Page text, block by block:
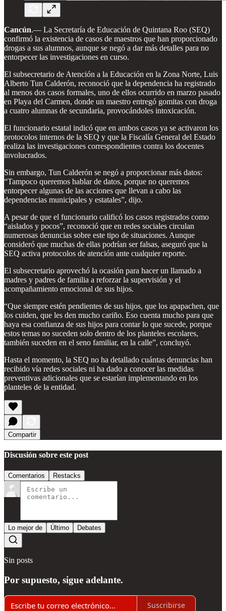
Cancún.— La Secretaría de Educación de Quintana Roo (SEQ)
confirmó la existencia de casos de maestros que han proporcionado
drogas a sus alumnos, aunque se negó a dar más detalles para no
entorpecer las investigaciones en curso.
El subsecretario de Atención a la Educación en la Zona Norte, Luis
Alberto Tun Calderón, reconoció que la dependencia ha registrado
al menos dos casos formales, uno de ellos ocurrido en marzo pasado
en Playa del Carmen, donde un maestro entregó gomitas con droga
a cuatro alumnas de secundaria, provocándoles intoxicación.
El funcionario estatal indicó que en ambos casos ya se activaron los
protocolos internos de la SEQ y que la Fiscalía General del Estado
realiza las investigaciones correspondientes contra los docentes
involucrados.
Sin embargo, Tun Calderón se negó a proporcionar más datos:
“Tampoco queremos hablar de datos, porque no queremos
entorpecer algunas de las acciones que llevan a cabo las
dependencias municipales y estatales”, dijo.
A pesar de que el funcionario calificó los casos registrados como
“aislados y pocos”, reconoció que en redes sociales circulan
numerosas denuncias sobre este tipo de situaciones. Aunque
consideró que muchas de ellas podrían ser falsas, aseguró que la
SEQ activa protocolos de atención ante cualquier reporte.
El subsecretario aprovechó la ocasión para hacer un llamado a
madres y padres de familia a reforzar la supervisión y el
acompañamiento emocional de sus hijos.
“Que siempre estén pendientes de sus hijos, que los apapachen, que
los cuiden, que les den mucho cariño. Eso cuenta mucho para que
haya esa confianza de sus hijos para contar lo que sucede, porque
estos temas no suceden solo dentro de los planteles escolares,
también suceden en el seno familiar, en la calle”, concluyó.
Hasta el momento, la SEQ no ha detallado cuántas denuncias han
recibido vía redes sociales ni ha dado a conocer las medidas
preventivas adicionales que se estarían implementando en los
planteles de la entidad.
Compartir
Discusión sobre este post
Comentarios Restacks
Lo mejor de Último Debates
Sin posts
Por supuesto, sigue adelante.
Suscribirse